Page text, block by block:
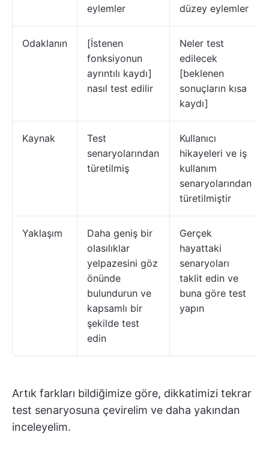
eylemler
düzey eylemler
Odaklanın
[İstenen
fonksiyonun
ayrıntılı kaydı]
nasıl test edilir
Neler test
edilecek
[beklenen
sonuçların kısa
kaydı]
Kaynak
Test
senaryolarından
türetilmiş
Kullanıcı
hikayeleri ve iş
kullanım
senaryolarından
türetilmiştir
Yaklaşım
Daha geniş bir
olasılıklar
yelpazesini göz
önünde
bulundurun ve
kapsamlı bir
şekilde test
edin
Gerçek
hayattaki
senaryoları
taklit edin ve
buna göre test
yapın
Artık farkları bildiğimize göre, dikkatimizi tekrar
test senaryosuna çevirelim ve daha yakından
inceleyelim.